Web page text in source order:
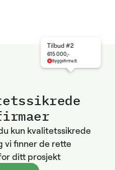
kun kvalitetssikrede
vi finner de rette
ditt prosjekt
Tilbud #2
615 000,-
Byggefirma B